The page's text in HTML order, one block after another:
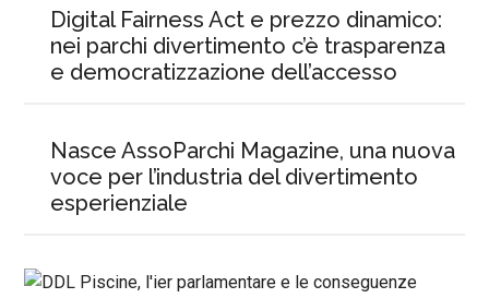
Digital Fairness Act e prezzo dinamico:
nei parchi divertimento c’è trasparenza
e democratizzazione dell’accesso
Nasce AssoParchi Magazine, una nuova
voce per l’industria del divertimento
esperienziale